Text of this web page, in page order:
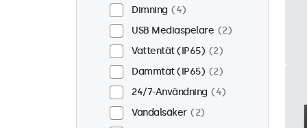
VESA 75 x 75
VESA 100 x 100
Dimning
4
USB Mediaspelare
2
Vattentät (IP65)
2
Dammtät (IP65)
2
24/7-Användning
4
Vandalsäker
2